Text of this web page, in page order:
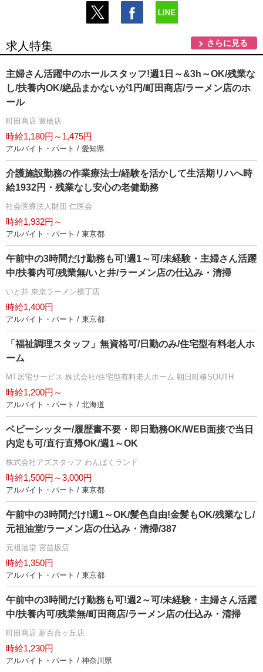
求人特集 さらに見る
主婦さん活躍中のホールスタッフ!週1日～&3h～OK/残業な
し/扶養内OK/絶品まかないが1円/町田商店/ラーメン店のホ
ール
町田商店 豊橋店
時給1,180円～1,475円
アルバイト・パート / 愛知県
介護施設勤務の作業療法士/経験を活かして生活期リハへ時
給1932円・残業なし安心の老健勤務
社会医療法人財団 仁医会
時給1,932円～
アルバイト・パート / 東京都
午前中の3時間だけ勤務も可!週1～可/未経験・主婦さん活躍
中/扶養内可/残業無/いと井/ラーメン店の仕込み・清掃
いと井 東京ラーメン横丁店
時給1,400円
アルバイト・パート / 東京都
「福祉調理スタッフ」無資格可/日勤のみ/住宅型有料老人ホ
ーム
MT居宅サービス 株式会社/住宅型有料老人ホーム 朝日町椿SOUTH
時給1,200円～
アルバイト・パート / 北海道
ベビーシッター/履歴書不要・即日勤務OK/WEB面接で当日
内定も可/直行直帰OK/週1～OK
株式会社アズスタッフ わんぱくランド
時給1,500円～3,000円
アルバイト・パート / 東京都
午前中の3時間だけ!週1～OK/髪色自由!金髪もOK/残業なし/
元祖油堂/ラーメン店の仕込み・清掃/387
元祖油堂 宮益坂店
時給1,350円
アルバイト・パート / 東京都
午前中の3時間だけ勤務も可!週2～可/未経験・主婦さん活躍
中/扶養内可/残業無/町田商店/ラーメン店の仕込み・清掃
町田商店 新百合ヶ丘店
時給1,230円
アルバイト・パート / 神奈川県